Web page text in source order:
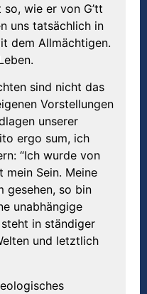
wie er von G’tt
uns tatsächlich in
dem Allmächtigen.
sind nicht das
Vorstellungen
unserer
ergo sum, ich
“Ich wurde von
mein Sein. Meine
gesehen, so bin
unabhängige
in ständiger
und letztlich